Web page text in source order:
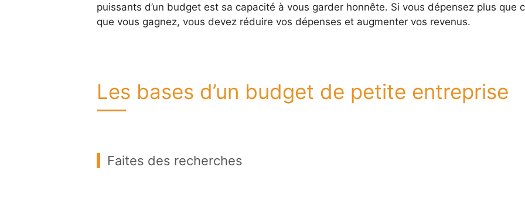
puissants d’un budget est sa capacité à vous garder honnête. Si vous dépensez plus que
que vous gagnez, vous devez réduire vos dépenses et augmenter vos revenus.
Les bases d’un budget de petite entreprise
Faites des recherches